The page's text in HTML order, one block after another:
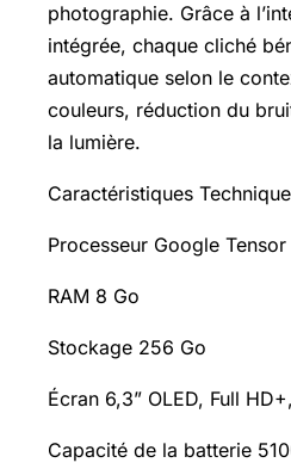
photographie. Grâce à
intégrée, chaque cliché
automatique selon le
couleurs, réduction du
la lumière.
Caractéristiques
Processeur Google Tensor
RAM 8 Go
Stockage 256 Go
Écran 6,3” OLED, Full
Capacité de la batterie